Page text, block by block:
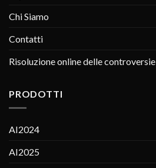
Chi Siamo
Contatti
Risoluzione online delle controversie
PRODOTTI
AI2024
AI2025